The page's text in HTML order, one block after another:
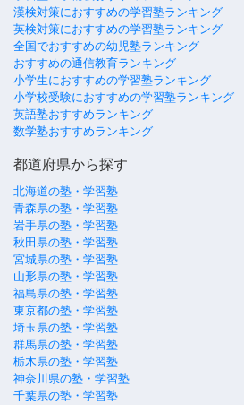
漢検対策におすすめの学習塾ランキング
英検対策におすすめの学習塾ランキング
全国でおすすめの幼児塾ランキング
おすすめの通信教育ランキング
小学生におすすめの学習塾ランキング
小学校受験におすすめの学習塾ランキング
英語塾おすすめランキング
数学塾おすすめランキング
都道府県から探す
北海道の塾・学習塾
青森県の塾・学習塾
岩手県の塾・学習塾
秋田県の塾・学習塾
宮城県の塾・学習塾
山形県の塾・学習塾
福島県の塾・学習塾
東京都の塾・学習塾
埼玉県の塾・学習塾
群馬県の塾・学習塾
栃木県の塾・学習塾
神奈川県の塾・学習塾
千葉県の塾・学習塾